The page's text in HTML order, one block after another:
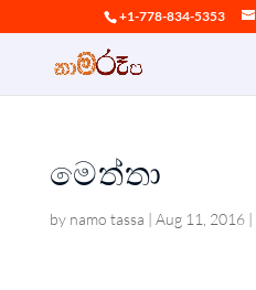
+1-778-834-5353
මෙත්තා
by namo tassa | Aug 11, 2016|